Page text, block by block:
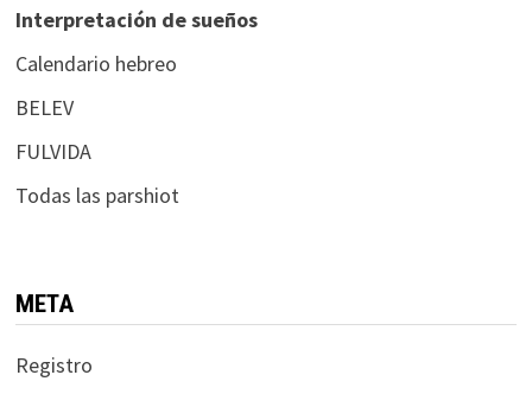
Interpretación de sueños
Calendario hebreo
BELEV
FULVIDA
Todas las parshiot
META
Registro